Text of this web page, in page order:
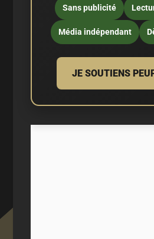
Sans publicité
Média indépendant
JE SOUTIENS